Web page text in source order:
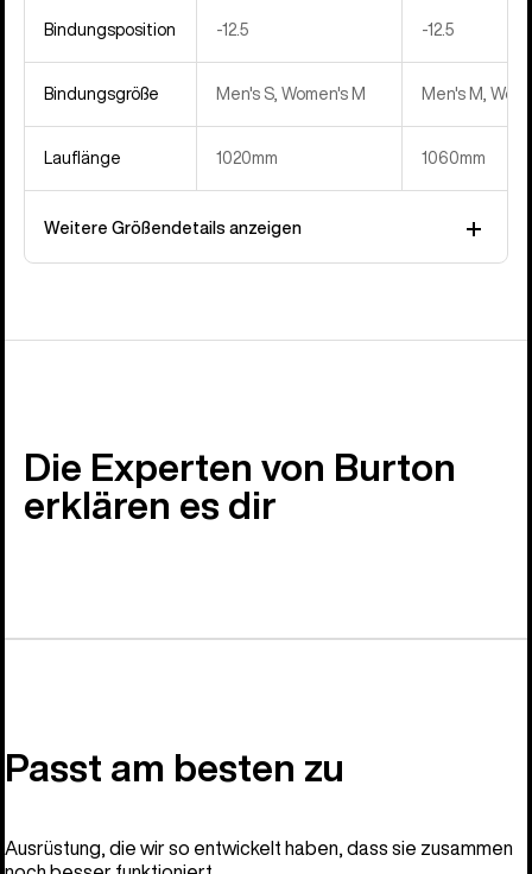
Bindungsposition ‍-12.5 ‍-12.5
Bindungsgröße Men's S, Women's M Men's M,
Lauflänge 1020mm 1060mm
Weitere Größendetails anzeigen
Die Experten von Burton
erklären es dir
Passt am besten zu
Ausrüstung, die wir so entwickelt haben, dass sie zusammen